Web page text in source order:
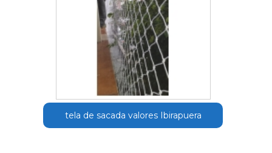
tela de sacada valores Ibirapuera